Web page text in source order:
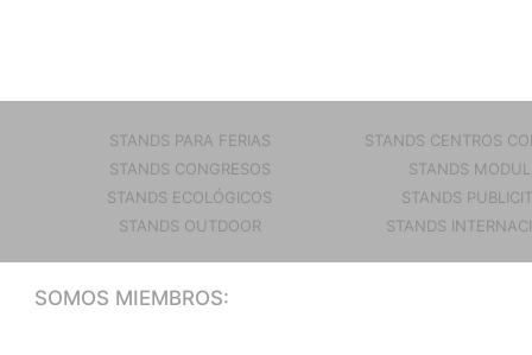
STANDS PARA FERIAS
STANDS CONGRESOS
STANDS ECOLÓGICOS
STANDS OUTDOOR
STANDS CENTROS
STANDS
STANDS
STANDS
SOMOS MIEMBROS: